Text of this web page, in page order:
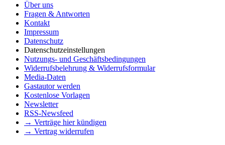
Über uns
Fragen & Antworten
Kontakt
Impressum
Datenschutz
Datenschutzeinstellungen
Nutzungs- und Geschäftsbedingungen
Widerrufsbelehrung & Widerrufsformular
Media-Daten
Gastautor werden
Kostenlose Vorlagen
Newsletter
RSS-Newsfeed
→ Verträge hier kündigen
→ Vertrag widerrufen